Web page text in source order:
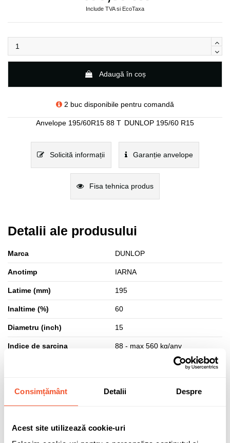
Consimțământ Detalii Despre
Acest site utilizează cookie-uri
Include TVA si EcoTaxa
Adaugă în coș
2 buc disponibile pentru comandă
Anvelope 195/60R15 88 T DUNLOP 195/60 R15
Solicită informații Garanție anvelope
Fisa tehnica produs
Detalii ale produsului
Marca DUNLOP
Anotimp IARNA
Latime (mm) 195
Inaltime (%) 60
Diametru (inch) 15
Indice de sarcina 88 - max 560 kg/anv